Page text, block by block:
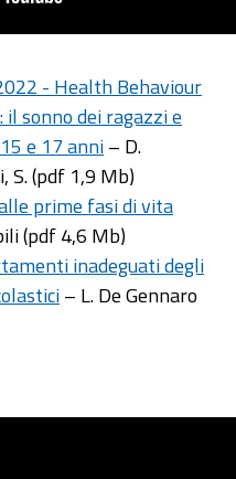
- Health Behaviour
sonno dei ragazzi e
e 17 anni– D.
S. (pdf 1,9 Mb)
prime fasi di vita
(pdf 4,6 Mb)
inadeguati degli
– L. De Gennaro